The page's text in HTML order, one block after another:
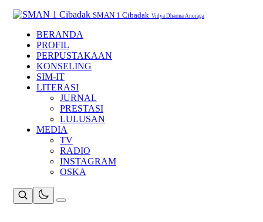
SMAN 1 Cibadak Vidya Dharma Anoraga
BERANDA
PROFIL
PERPUSTAKAAN
KONSELING
SIM-IT
LITERASI
JURNAL
PRESTASI
LULUSAN
MEDIA
TV
RADIO
INSTAGRAM
OSKA